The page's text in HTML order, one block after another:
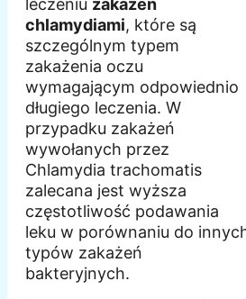
chlamydiami, które są
szczególnym typem
zakażenia oczu
wymagającym odpowiednio
długiego leczenia. W
przypadku zakażeń
wywołanych przez
Chlamydia trachomatis
zalecana jest wyższa
częstotliwość podawania
leku w porównaniu do
typów zakażeń
bakteryjnych.